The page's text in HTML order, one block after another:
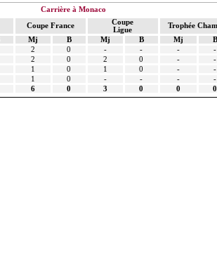
Carrière à Monaco
Coupe France
Coupe
Ligue
Trophée
Mj B Mj B Mj B
2 0 - - - -
2 0 2 0 - -
1 0 1 0 - -
1 0 - - - -
6 0 3 0 0 0